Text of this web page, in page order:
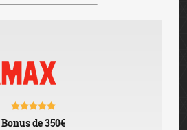
Bonus de 350€